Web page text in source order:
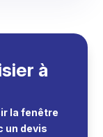
à
la fenêtre
un devis